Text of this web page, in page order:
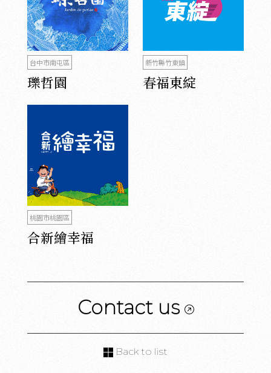
台中市南屯區
瓅哲園
新竹縣竹東鎮
春福東綻
桃園市桃園區
合新繪幸福
Contact us
Back to list